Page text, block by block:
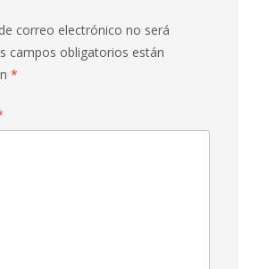
correo electrónico no será
campos obligatorios están
*